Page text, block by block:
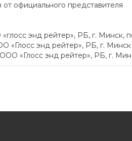
от официального представителя
энд рейтер», РБ, г. Минск,
«Глосс энд рейтер», РБ, г. Минск
«Глосс энд рейтер», РБ, г.